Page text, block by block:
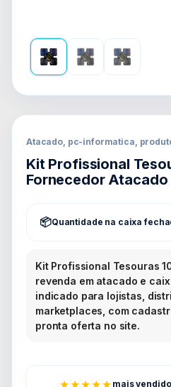
Atacado, pc-informatica,
Kit Profissional
Fornecedor Atacado
Quantidade na caixa
Kit Profissional Tesouras
revenda em atacado e
indicado para lojistas,
marketplaces, com
pronta oferta no site.
★★★★★ mais